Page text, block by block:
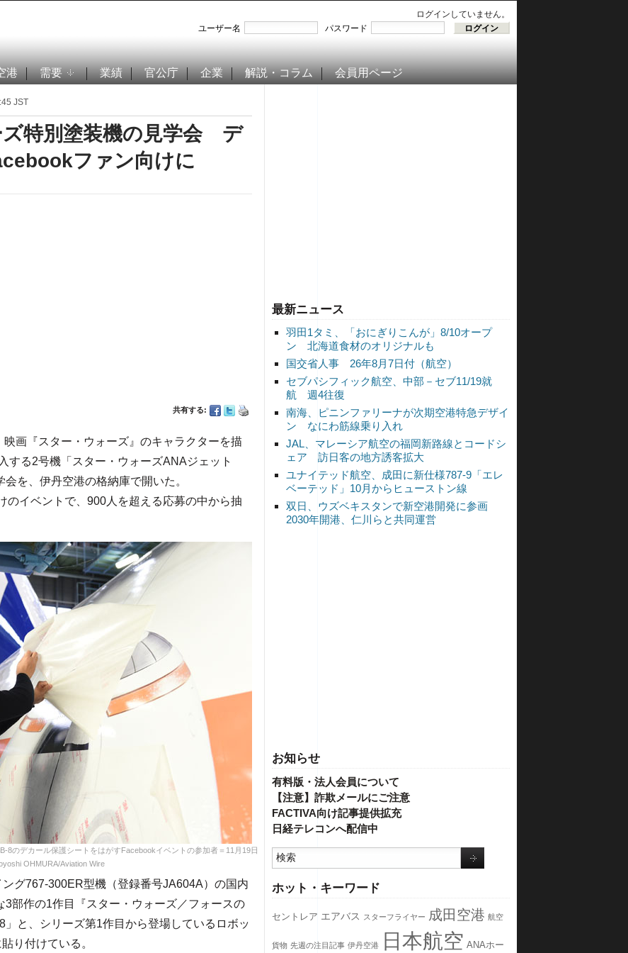
ログインしていません。
ユーザー名
パスワード
港 需要 業績 官公庁 企業 解説・コラム 会員用ページ
最新ニュース
羽田1タミ、「おにぎりこんが」8/10オープ
ン 北海道食材のオリジナルも
国交省人事 26年8月7日付（航空）
セブパシフィック航空、中部－セブ11/19就
航 週4往復
南海、ピニンファリーナが次期空港特急デザイ
ン なにわ筋線乗り入れ
JAL、マレーシア航空の福岡新路線とコードシ
ェア 訪日客の地方誘客拡大
ユナイテッド航空、成田に新仕様787-9「エレ
ベーテッド」10月からヒューストン線
双日、ウズベキスタンで新空港開発に参画
2030年開港、仁川らと共同運営
お知らせ
有料版・法人会員について
【注意】詐欺メールにご注意
FACTIVA向け記事提供拡充
日経テレコンへ配信中
ホット・キーワード
セントレア エアバス スターフライヤー 成田空港 航空
貨物 先週の注目記事 伊丹空港 日本航空 ANAホー
JST
特別塗装機の見学会 デ
ファン向けに
共有する:
画『スター・ウォーズ』のキャラクターを描
する2号機「スター・ウォーズANAジェット
を、伊丹空港の格納庫で開いた。
のイベントで、900人を超える応募の中から抽
8のデカール保護シートをはがすFacebookイベントの参加者＝11月19日
OHMURA/Aviation Wire
グ767-300ER型機（登録番号JA604A）の国内
部作の1作目『スター・ウォーズ／フォースの
と、シリーズ第1作目から登場しているロボッ
り付けている。